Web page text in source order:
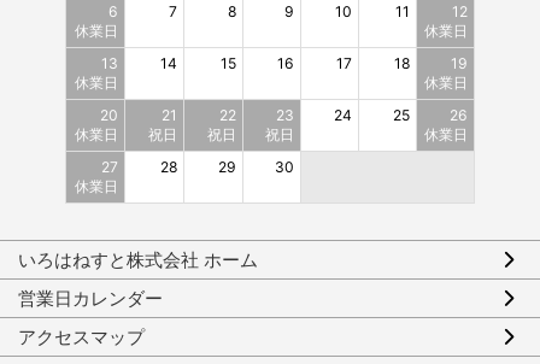
6
休業日
7 8 9 10 11
12
休業日
13
休業日
14 15 16 17 18
19
休業日
20
休業日
21
祝日
22
祝日
23
祝日
24 25
26
休業日
27
休業日
28 29 30
いろはねすと株式会社 ホーム
営業日カレンダー
アクセスマップ